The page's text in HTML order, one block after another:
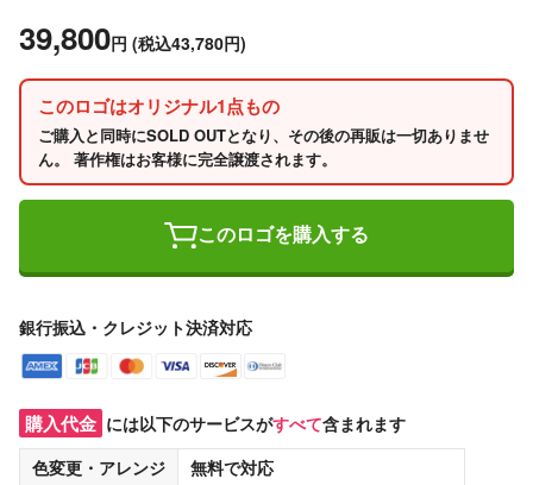
39,800円 (税込43,780円)
このロゴはオリジナル1点もの
ご購入と同時にSOLD OUTとなり、その後の再販は一切ありませ
ん。 著作権はお客様に完全譲渡されます。
このロゴを購入する
銀行振込・クレジット決済対応
購入代金 には以下のサービスがすべて含まれます
色変更・アレンジ
無料で対応